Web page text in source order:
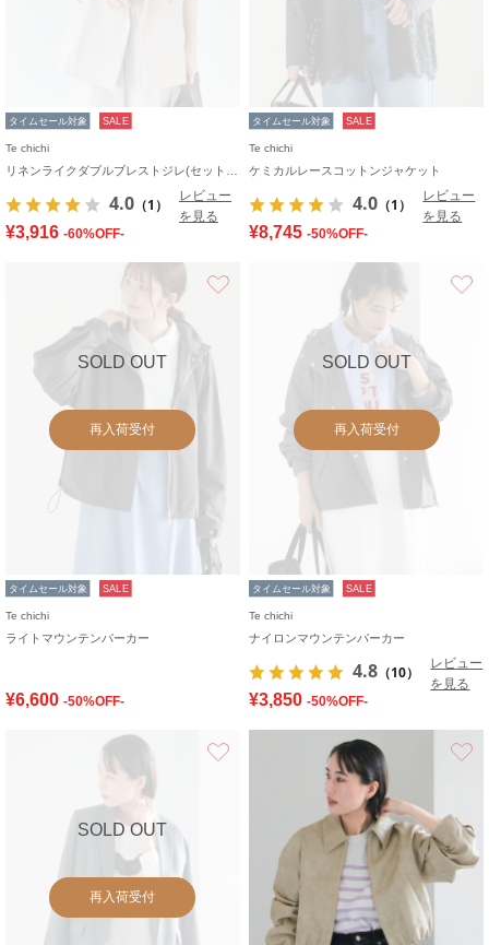
タイムセール対象 SALE
Te chichi
4.0 （1）
レビュー
を見る
¥3,916 -60%OFF-
タイムセール対象 SALE
Te chichi
ケミカルレースコットンジャケット
4.0 （1）
レビュー
を見る
¥8,745 -50%OFF-
SOLD OUT
再入荷受付
タイムセール対象 SALE
Te chichi
ライトマウンテンパーカー
¥6,600 -50%OFF-
SOLD OUT
再入荷受付
タイムセール対象 SALE
Te chichi
ナイロンマウンテンパーカー
4.8 （10）
レビュー
を見る
¥3,850 -50%OFF-
SOLD OUT
再入荷受付